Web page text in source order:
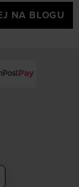
NA BLOGU